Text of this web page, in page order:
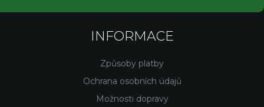
INFORMACE
Způsoby platby
Ochrana osobních údajů
Možnosti dopravy